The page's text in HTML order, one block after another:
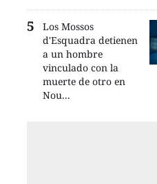
Los Mossos
d'Esquadra detienen
a un hombre
vinculado con la
muerte de otro en
Nou...